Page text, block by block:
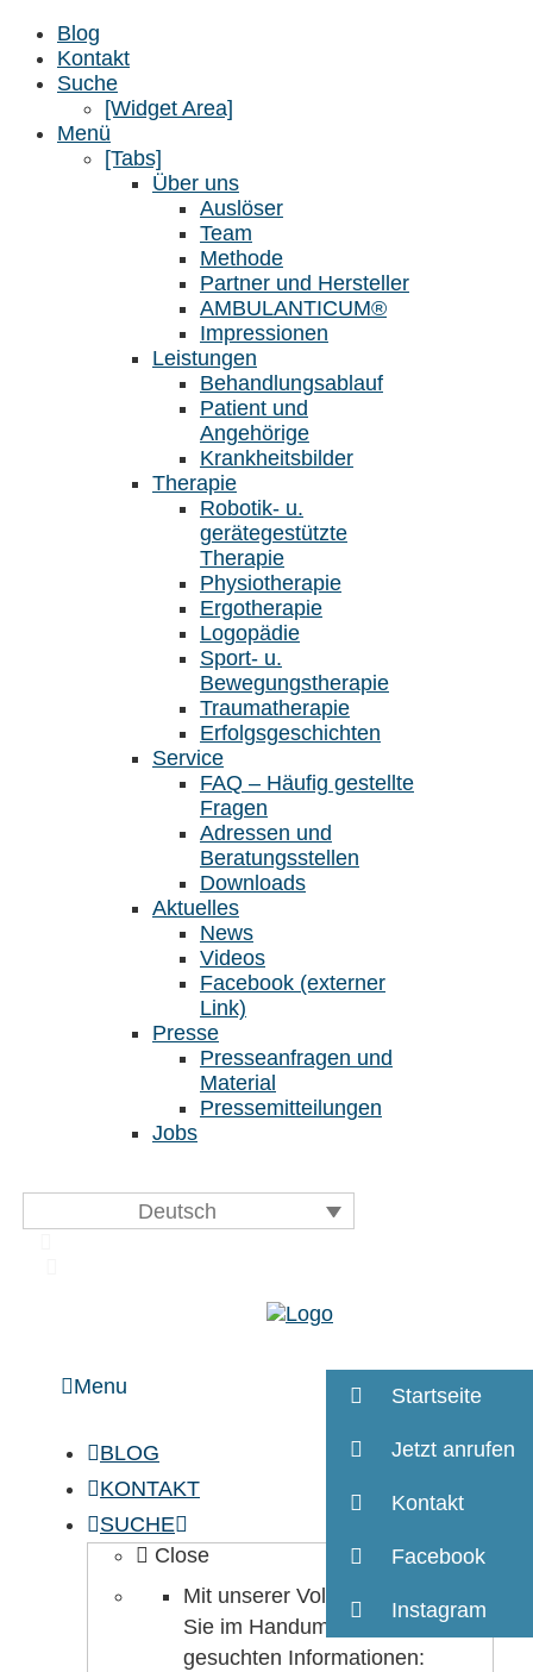
Blog
Kontakt
Suche
[Widget Area]
Menü
[Tabs]
Über uns
Auslöser
Team
Methode
Partner und Hersteller
AMBULANTICUM®
Impressionen
Leistungen
Behandlungsablauf
Patient und
Angehörige
Krankheitsbilder
Therapie
Robotik- u.
gerätegestützte
Therapie
Physiotherapie
Ergotherapie
Logopädie
Sport- u.
Bewegungstherapie
Traumatherapie
Erfolgsgeschichten
Service
FAQ – Häufig gestellte
Fragen
Adressen und
Beratungsstellen
Downloads
Aktuelles
News
Videos
Facebook (externer
Link)
Presse
Presseanfragen und
Material
Pressemitteilungen
Jobs
Deutsch
Menu
BLOG
KONTAKT
SUCHE
Close
Mit unserer Volltextsuche finden
Sie im Handumdrehen die
gesuchten Informationen:
Startseite
Jetzt anrufen
Kontakt
Facebook
Instagram